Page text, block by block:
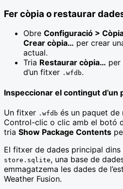
Fer còpia o restaurar
Obre Configuració >
Crear còpia… per crear
actual.
Tria Restaurar còpia… per
d’un fitxer .wfdb.
Inspeccionar el contingut d’un
Un fitxer .wfdb és un paquet de
Control-clic o clic amb el botó
tria Show Package Contents
El fitxer de dades principal
store.sqlite, una base de
emmagatzema les dades de
Weather Fusion.